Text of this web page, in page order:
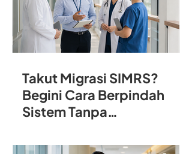
Takut Migrasi SIMRS?
Begini Cara Berpindah
Sistem Tanpa
Rumah Sakit